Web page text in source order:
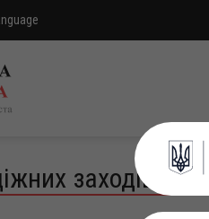
заходів